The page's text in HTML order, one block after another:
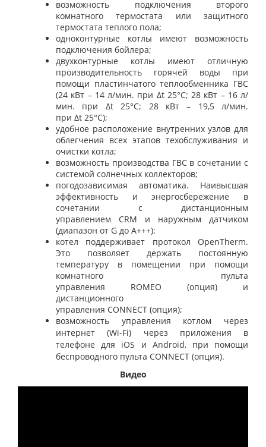
возможность подключения второго
комнатного термостата или защитного
термостата теплого пола;
одноконтурные котлы имеют возможность
подключения бойлера;
двухконтурные котлы имеют отличную
производительность горячей воды при
помощи пластинчатого теплообменника ГВС
(24 кВт – 14 л/мин. при Δt25°C; 28 кВт – 16 л/
мин. при Δt25°C; 28 кВт – 19,5 л/мин.
при Δt 25°C);
удобное расположение внутренних узлов для
облегчения всех этапов техобслуживания и
очистки котла;
возможность производства ГВС в сочетании с
системой солнечных коллекторов;
погодозависимая автоматика. Наивысшая
эффективность и энергосбережение в
сочетании с дистанционным
управлением CRM и наружным датчиком
(диапазон от G до A+++);
котел поддерживает протокол OpenTherm.
Это позволяет держать постоянную
температуру в помещении при помощи
комнатного пульта
управления ROMEO (опция) и
дистанционного
управления CONNECT (опция);
возможность управления котлом через
интернет (Wi-Fi) через приложения в
телефоне для iOS и Android, при помощи
беспроводного пульта CONNECT (опция).
Видео